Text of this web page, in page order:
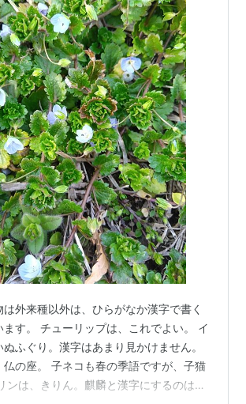
外来種以外は、ひらがなか漢字で書く
ます。 チューリップは、これでよい。 イ
ぬふぐり。漢字はあまり見かけません。
仏の座。 子ネコも春の季語ですが、子猫
ンは、きりん。麒麟と漢字にするのは、